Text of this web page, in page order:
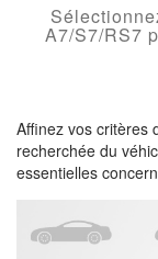
A7/S7/RS7
Affinez vos critères
recherchée du
essentielles